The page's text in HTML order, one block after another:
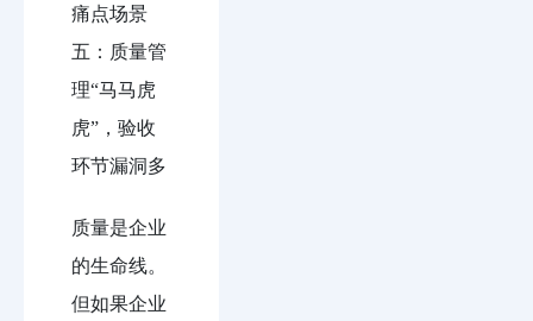
痛点场景
五：质量管
理“马马虎
虎”，验收
环节漏洞多
质量是企业
的生命线。
但如果企业